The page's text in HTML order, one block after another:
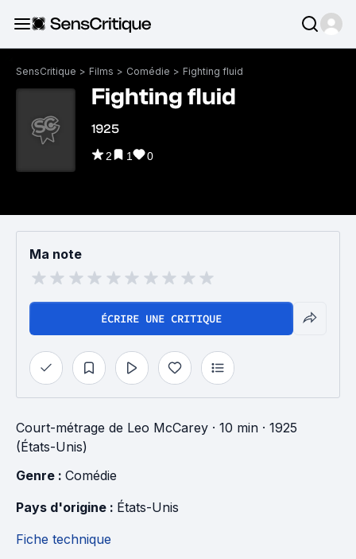
SensCritique > Films > Comédie > Fighting fluid
Fighting fluid
1925
2 1 0
Ma note
ÉCRIRE UNE CRITIQUE
Court-métrage de Leo McCarey · 10 min · 1925
(États-Unis)
Genre : Comédie
Pays d'origine : États-Unis
Fiche technique